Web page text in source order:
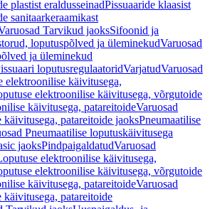
plastist eraldusseinadPissuaaride klaasist
sanitaarkeraamikast
Tarvikud jaoksSifoonid ja
loputuspõlved ja üleminekudVaruosad
ja üleminekud
loputusregulaatoridVarjatudVaruosad
elektroonilise käivitusega,
elektroonilise käivitusega, võrgutoide
käivitusega, patareitoideVaruosad
patareitoide jaoksPneumaatilise
Pneumaatilise loputuskäivitusega
jaoksPindpaigaldatudVaruosad
elektroonilise käivitusega,
elektroonilise käivitusega, võrgutoide
käivitusega, patareitoideVaruosad
patareitoide